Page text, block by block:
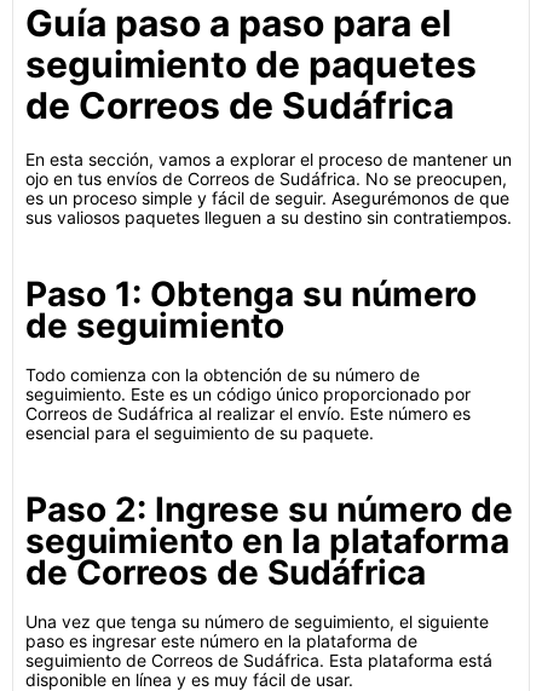
Guía paso a paso para el
seguimiento de paquetes
de Correos de Sudáfrica
En esta sección, vamos a explorar el proceso de mantener un
ojo en tus envíos de Correos de Sudáfrica. No se preocupen,
es un proceso simple y fácil de seguir. Asegurémonos de que
sus valiosos paquetes lleguen a su destino sin contratiempos.
Paso 1: Obtenga su número
de seguimiento
Todo comienza con la obtención de su número de
seguimiento. Este es un código único proporcionado por
Correos de Sudáfrica al realizar el envío. Este número es
esencial para el seguimiento de su paquete.
Paso 2: Ingrese su número de
seguimiento en la plataforma
de Correos de Sudáfrica
Una vez que tenga su número de seguimiento, el siguiente
paso es ingresar este número en la plataforma de
seguimiento de Correos de Sudáfrica. Esta plataforma está
disponible en línea y es muy fácil de usar.